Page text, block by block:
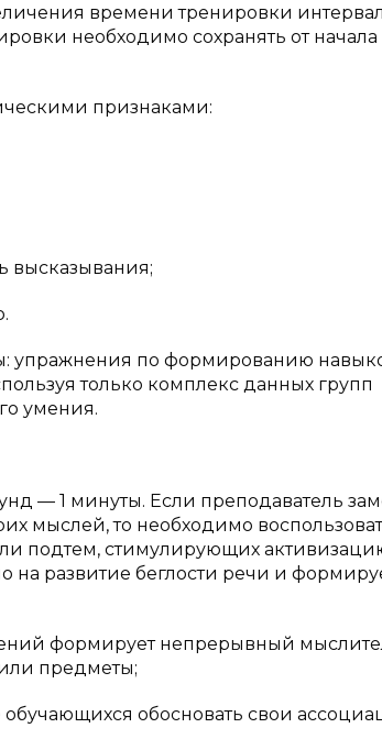
времени тренировки интервал
необходимо сохранять от
признаками:
высказывания;
упражнения по формированию
только комплекс данных групп
умения.
— 1 минуты. Если преподаватель
мыслей, то необходимо
подтем, стимулирующих
развитие беглости речи и
формирует непрерывный
предметы;
обосновать свои